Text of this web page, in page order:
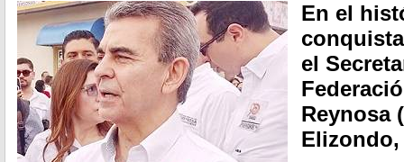
En el
el
Reynosa
Elizondo,